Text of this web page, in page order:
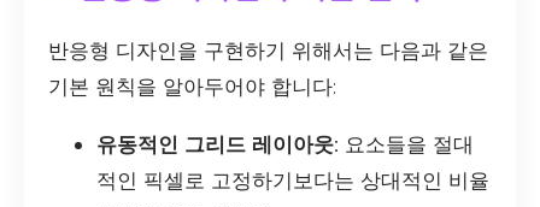
반응형 디자인을 구현하기 위해서는 다음과 같은
기본 원칙을 알아두어야 합니다:
유동적인 그리드 레이아웃: 요소들을 절대
적인 픽셀로 고정하기보다는 상대적인 비율